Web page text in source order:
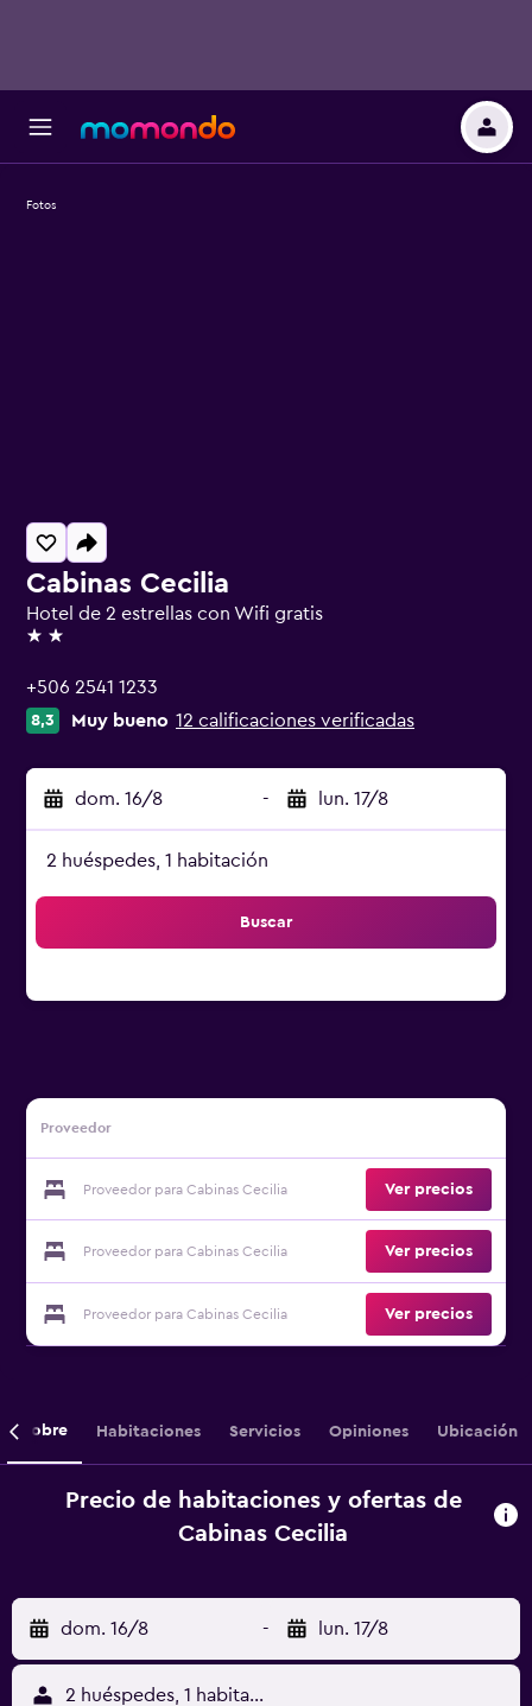
Cabinas Cecilia
Hotel de 2 estrellas con Wifi gratis
2 estrellas
+506 2541 1233
8,3 Muy bueno 12 calificaciones verificadas
dom. 16/8 - lun. 17/8
2 huéspedes, 1 habitación
Buscar
Proveedor
Proveedor para Cabinas Cecilia Ver precios
Proveedor para Cabinas Cecilia Ver precios
Proveedor para Cabinas Cecilia Ver precios
Fotos
Sobre Habitaciones Servicios Opiniones Ubicación
Precio de habitaciones y ofertas de
Cabinas Cecilia
dom. 16/8 - lun. 17/8
2 huéspedes, 1 habitación